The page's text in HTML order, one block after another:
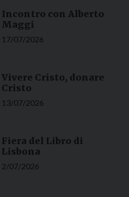
Incontro con Alberto
Maggi
17/07/2026
Vivere Cristo, donare
Cristo
13/07/2026
Fiera del Libro di
Lisbona
2/07/2026